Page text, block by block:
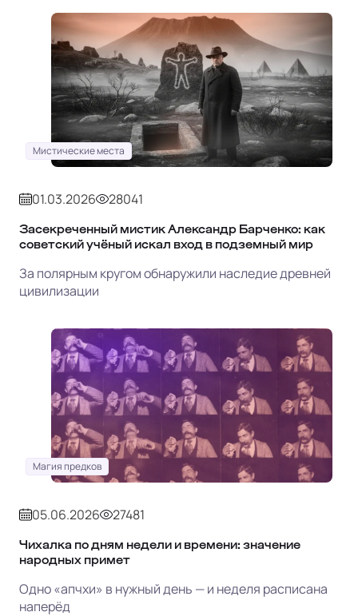
Мистические места
01.03.2026 28041
Засекреченный мистик Александр Барченко: как
советский учёный искал вход в подземный мир
За полярным кругом обнаружили наследие древней
цивилизации
Магия предков
05.06.2026 27481
Чихалка по дням недели и времени: значение
народных примет
Одно «апчхи» в нужный день — и неделя расписана
наперёд